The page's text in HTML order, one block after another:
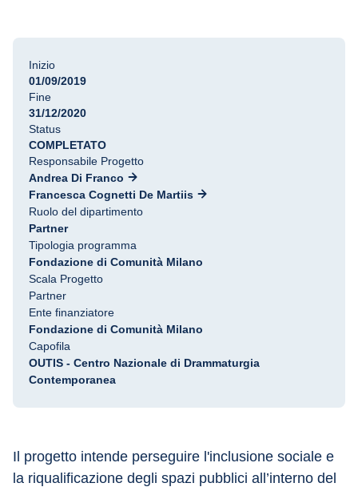
Inizio
01/09/2019
Fine
31/12/2020
Status
COMPLETATO
Responsabile Progetto
Andrea Di Franco
Francesca Cognetti De Martiis
Ruolo del dipartimento
Partner
Tipologia programma
Fondazione di Comunità Milano
Scala Progetto
Partner
Ente finanziatore
Fondazione di Comunità Milano
Capofila
OUTIS - Centro Nazionale di Drammaturgia
Contemporanea
Il progetto intende perseguire l'inclusione sociale e
la riqualificazione degli spazi pubblici all’interno del